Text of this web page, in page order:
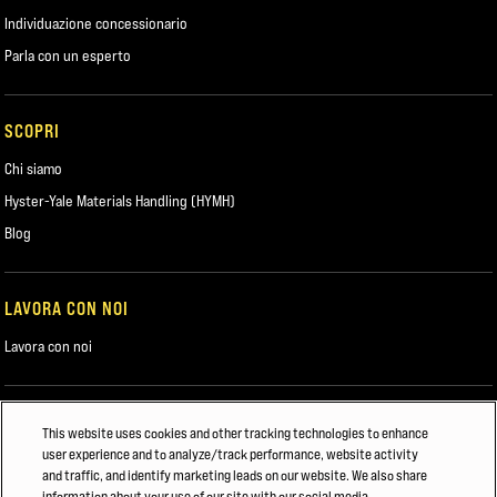
Individuazione concessionario
Parla con un esperto
SCOPRI
Chi siamo
Hyster-Yale Materials Handling (HYMH)
Blog
LAVORA CON NOI
Lavora con noi
Robotica Hyster
This website uses cookies and other tracking technologies to enhance
user experience and to analyze/track performance, website activity
and traffic, and identify marketing leads on our website. We also share